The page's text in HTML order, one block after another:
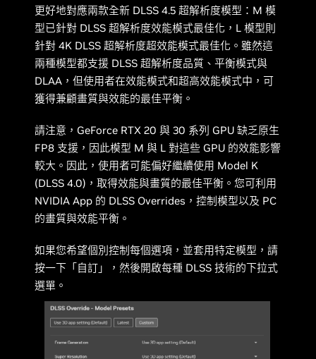
更好地對應兩款全新 DLSS 4.5 超解析度模型：M 模
型已針對 DLSS 超解析度效能模式最佳化，L 模型則
針對 4K DLSS 超解析度超效能模式最佳化。雖然這
兩種模型都支援 DLSS 超解析度品質、平衡模式與
DLAA，但使用者在效能模式和超高效能模式中，可
獲得兼顧畫質與效能的最佳平衡。
請注意，GeForce RTX 20 與 30 系列 GPU 缺乏原生
FP8 支援，因此模型 M 與 L 對這些 GPU 的效能影響
較大。因此，使用者可能偏好繼續使用 Model K
(DLSS 4.0)，取得效能與畫質的最佳平衡。您可利用
NVIDIA App 的 DLSS Overrides，控制模型以及 PC
的畫質與效能平衡。
如果您希望個別控制每個選項，並套用特定模型，請
按一下「自訂」，然後開啟每種 DLSS 技術的下拉式
選單。